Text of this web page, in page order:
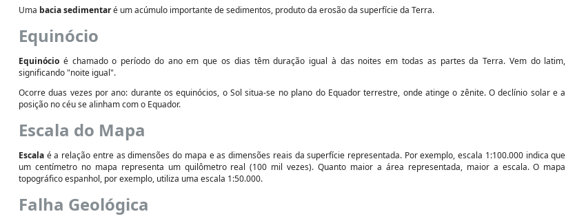
Uma bacia sedimentaré um acúmulo importante de sedimentos, produto da erosão da superfície da Terra.
Equinócio
Equinócio é chamado o período do ano em que os dias têm duração igual à das noites em todas as partes da Terra. Vem do latim,
significando "noite igual".
Ocorre duas vezes por ano: durante os equinócios, o Sol situa-se no plano do Equador terrestre, onde atinge o zênite. O declínio solar e a
posição no céu se alinham com o Equador.
Escala do Mapa
Escala é a relação entre as dimensões do mapa e as dimensões reais da superfície representada. Por exemplo, escala 1:100.000 indica que
um centímetro no mapa representa um quilômetro real (100 mil vezes). Quanto maior a área representada, maior a escala. O mapa
topográfico espanhol, por exemplo, utiliza uma escala 1:50.000.
Falha Geológica